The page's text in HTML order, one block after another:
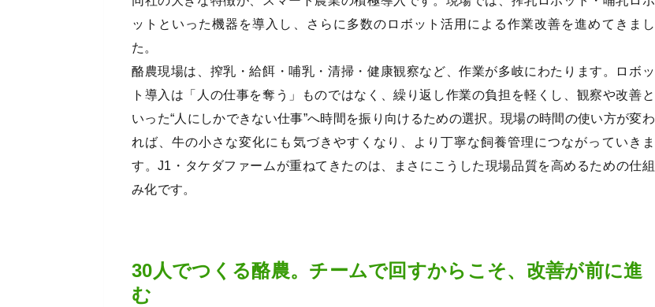
ットといった機器を導入し、さらに多数のロボット活用による作業改善を進めてきまし
た。
酪農現場は、搾乳・給餌・哺乳・清掃・健康観察など、作業が多岐にわたります。ロボッ
ト導入は「人の仕事を奪う」ものではなく、繰り返し作業の負担を軽くし、観察や改善と
いった“人にしかできない仕事”へ時間を振り向けるための選択。現場の時間の使い方が変わ
れば、牛の小さな変化にも気づきやすくなり、より丁寧な飼養管理につながっていきま
す。J1・タケダファームが重ねてきたのは、まさにこうした現場品質を高めるための仕組
み化です。
30人でつくる酪農。チームで回すからこそ、改善が前に進
む